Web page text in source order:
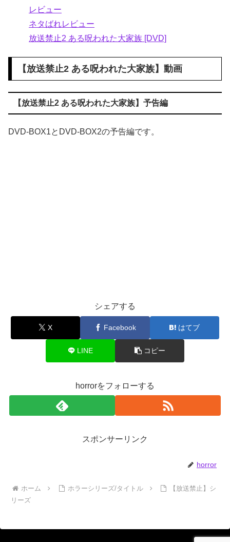
レビュー
ネタばれレビュー
放送禁止2 ある呪われた大家族 [DVD]
【放送禁止2 ある呪われた大家族】動画
【放送禁止2 ある呪われた大家族】予告編
DVD-BOX1とDVD-BOX2の予告編です。
シェアする
X Facebook はてブ
LINE コピー
horrorをフォローする
スポンサーリンク
horror
ホーム ホラーシリーズ/タイトル
【放送禁止】シ
リーズ